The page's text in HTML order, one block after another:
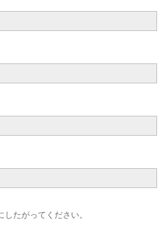
たがってください。